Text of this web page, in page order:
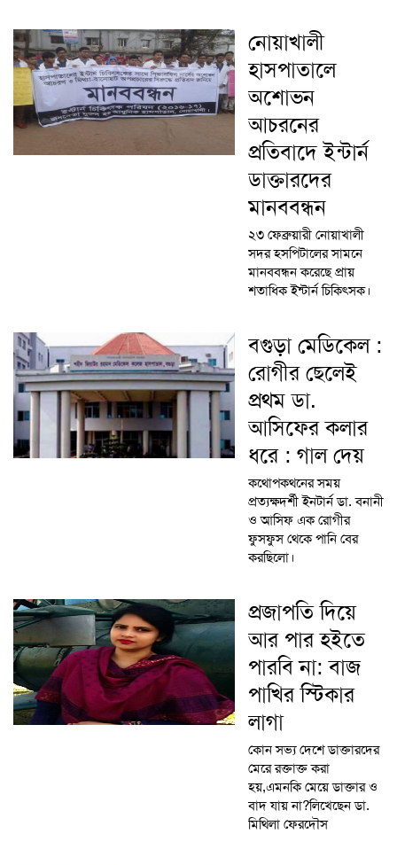
নোয়াখালী
হাসপাতালে
অশোভন
আচরনের
প্রতিবাদে ইন্টার্ন
ডাক্তারদের
মানববন্ধন
২৩ ফেব্রুয়ারী নোয়াখালী
সদর হসপিটালের সামনে
মানববন্ধন করেছে প্রায়
শতাধিক ইন্টার্ন চিকিৎসক।
বগুড়া মেডিকেল :
রোগীর ছেলেই
প্রথম ডা.
আসিফের কলার
ধরে : গাল দেয়
কথোপকথনের সময়
প্রত্যক্ষদর্শী ইনটার্ন ডা. বনানী
ও আসিফ এক রোগীর
ফুসফুস থেকে পানি বের
করছিলো।
প্রজাপতি দিয়ে
আর পার হইতে
পারবি না: বাজ
পাখির স্টিকার
লাগা
কোন সভ্য দেশে ডাক্তারদের
মেরে রক্তাক্ত করা
হয়,এমনকি মেয়ে ডাক্তার ও
বাদ যায় না?লিখেছেন ডা.
মিথিলা ফেরদৌস